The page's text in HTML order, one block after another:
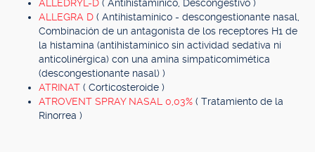
ALLEDRYL-D ( Antihistamínico, Descongestivo )
ALLEGRA D ( Antihistamínico - descongestionante nasal,
Combinación de un antagonista de los receptores H1 de
la histamina (antihistamínico sin actividad sedativa ni
anticolinérgica) con una amina simpaticomimética
(descongestionante nasal) )
ATRINAT ( Corticosteroide )
ATROVENT SPRAY NASAL 0,03% ( Tratamiento de la
Rinorrea )